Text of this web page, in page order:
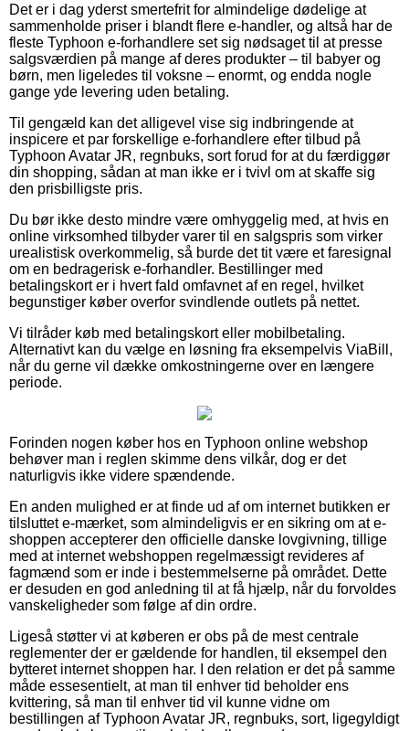
Det er i dag yderst smertefrit for almindelige dødelige at
sammenholde priser i blandt flere e-handler, og altså har de
fleste Typhoon e-forhandlere set sig nødsaget til at presse
salgsværdien på mange af deres produkter – til babyer og
børn, men ligeledes til voksne – enormt, og endda nogle
gange yde levering uden betaling.
Til gengæld kan det alligevel vise sig indbringende at
inspicere et par forskellige e-forhandlere efter tilbud på
Typhoon Avatar JR, regnbuks, sort forud for at du færdiggør
din shopping, sådan at man ikke er i tvivl om at skaffe sig
den prisbilligste pris.
Du bør ikke desto mindre være omhyggelig med, at hvis en
online virksomhed tilbyder varer til en salgspris som virker
urealistisk overkommelig, så burde det tit være et faresignal
om en bedragerisk e-forhandler. Bestillinger med
betalingskort er i hvert fald omfavnet af en regel, hvilket
begunstiger køber overfor svindlende outlets på nettet.
Vi tilråder køb med betalingskort eller mobilbetaling.
Alternativt kan du vælge en løsning fra eksempelvis ViaBill,
når du gerne vil dække omkostningerne over en længere
periode.
Forinden nogen køber hos en Typhoon online webshop
behøver man i reglen skimme dens vilkår, dog er det
naturligvis ikke videre spændende.
En anden mulighed er at finde ud af om internet butikken er
tilsluttet e-mærket, som almindeligvis er en sikring om at e-
shoppen accepterer den officielle danske lovgivning, tillige
med at internet webshoppen regelmæssigt revideres af
fagmænd som er inde i bestemmelserne på området. Dette
er desuden en god anledning til at få hjælp, når du forvoldes
vanskeligheder som følge af din ordre.
Ligeså støtter vi at køberen er obs på de mest centrale
reglementer der er gældende for handlen, til eksempel den
bytteret internet shoppen har. I den relation er det på samme
måde essesentielt, at man til enhver tid beholder ens
kvittering, så man til enhver tid vil kunne vidne om
bestillingen af Typhoon Avatar JR, regnbuks, sort, ligegyldigt